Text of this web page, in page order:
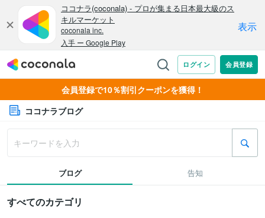
会員登録で10％割引クーポンを獲得！
ココナラブログ
ブログ 告知
すべてのカテゴリ